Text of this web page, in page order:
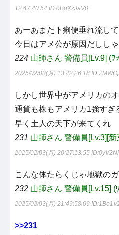
12:47:40.54 ID:oBqXzJaV0
あーあまた下痢便垂れ流し
今日はアメ公が原因だしし
224 山師さん 警備員[Lv.9] (ﾜ
2025/02/03(月) 13:42:26.18
しかし世界中がアメリカの
通貨も株もアメリカ1強すぎ
早く土人の天下が来てくれ
231 山師さん 警備員[Lv.3][
2025/02/03(月) 20:27:13.55
こんな体たらくじゃ地獄の
232 山師さん 警備員[Lv.15] (
2025/02/03(月) 21:49:58.09
>>231